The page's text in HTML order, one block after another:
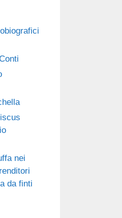
nei
da finti